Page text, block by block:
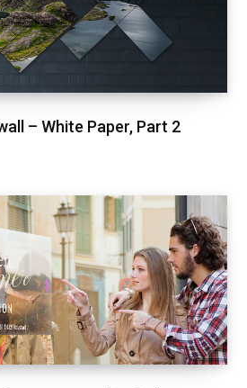
– White Paper, Part 2